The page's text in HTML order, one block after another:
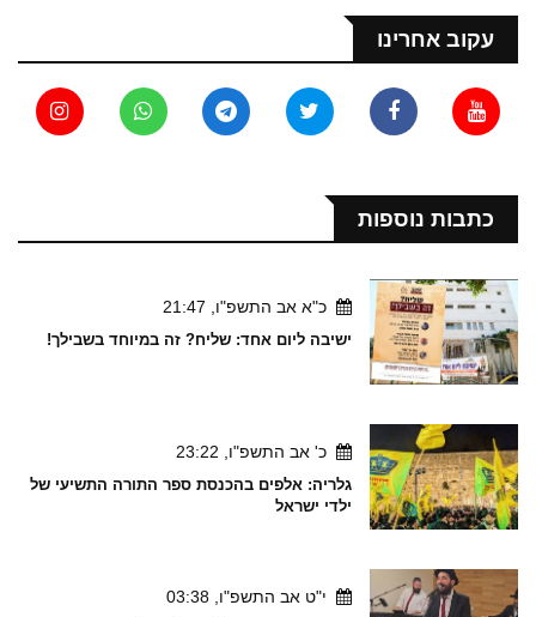
עקוב אחרינו
כתבות נוספות
כ"א אב התשפ"ו, 21:47
ישיבה ליום אחד: שליח? זה במיוחד בשבילך!
כ' אב התשפ"ו, 23:22
גלריה: אלפים בהכנסת ספר התורה התשיעי של
ילדי ישראל
י"ט אב התשפ"ו, 03:38